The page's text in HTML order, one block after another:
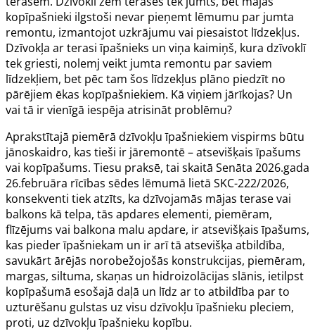
kopīpašnieki ilgstoši nevar pieņemt lēmumu par jumta
remontu, izmantojot uzkrājumu vai piesaistot līdzekļus.
Dzīvokļa ar terasi īpašnieks un viņa kaimiņš, kura dzīvoklī
tek griesti, nolemj veikt jumta remontu par saviem
līdzekļiem, bet pēc tam šos līdzekļus plāno piedzīt no
pārējiem ēkas kopīpašniekiem. Kā viņiem jārīkojas? Un
vai tā ir vienīgā iespēja atrisināt problēmu?
Aprakstītajā piemērā dzīvokļu īpašniekiem vispirms būtu
jānoskaidro, kas tieši ir jāremontē – atsevišķais īpašums
vai kopīpašums. Tiesu praksē, tai skaitā Senāta 2026.gada
26.februāra rīcības sēdes lēmumā lietā SKC-222/2026,
konsekventi tiek atzīts, ka dzīvojamās mājas terase vai
balkons kā telpa, tās apdares elementi, piemēram,
flīzējums vai balkona malu apdare, ir atsevišķais īpašums,
kas pieder īpašniekam un ir arī tā atsevišķa atbildība,
savukārt ārējās norobežojošās konstrukcijas, piemēram,
margas, siltuma, skaņas un hidroizolācijas slānis, ietilpst
kopīpašumā esošajā daļā un līdz ar to atbildība par to
uzturēšanu gulstas uz visu dzīvokļu īpašnieku pleciem,
proti, uz dzīvokļu īpašnieku kopību.